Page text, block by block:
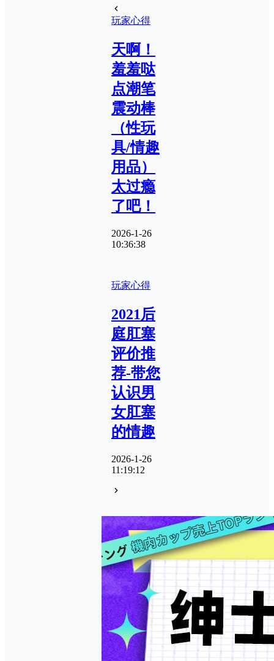
玩家心得
天啊！
羞羞哒
点潮笔
震动棒
（性玩
具/情趣
用品）
太过瘾
了吧！
2026-1-26
10:36:38
玩家心得
2021后
庭肛塞
评价推
荐-带您
认识男
女肛塞
的情趣
2026-1-26
11:19:12